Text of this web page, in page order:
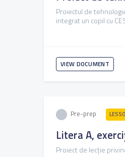
Proiectul de
integrat un copil cu
VIEW DOCUMENT
Pre-prep
Litera A,
Proiect de lecție